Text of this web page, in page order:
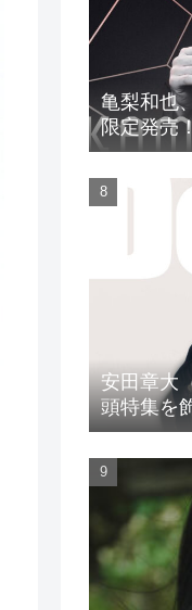
亀梨和也
限定発売
りのビー
安田章大
頭特集を
発売！